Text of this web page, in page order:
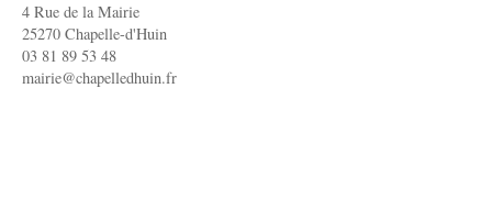
4 Rue de la Mairie
25270 Chapelle-d'Huin
03 81 89 53 48
mairie@chapelledhuin.fr